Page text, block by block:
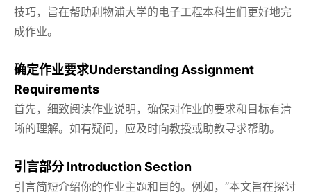
技巧，旨在帮助利物浦大学的电子工程本科生们更好地完
成作业。
确定作业要求Understanding Assignment
Requirements
首先，细致阅读作业说明，确保对作业的要求和目标有清
晰的理解。如有疑问，应及时向教授或助教寻求帮助。
引言部分 Introduction Section
引言简短介绍你的作业主题和目的。例如，“本文旨在探讨